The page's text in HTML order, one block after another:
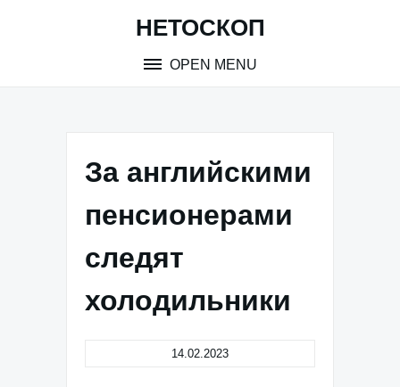
НЕТОСКОП
OPEN MENU
За английскими
пенсионерами
следят
холодильники
14.02.2023